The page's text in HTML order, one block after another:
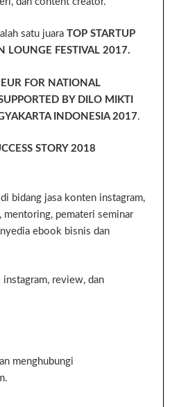
satu juaraTOP STARTUP
LOUNGE FESTIVAL 2017.
FOR NATIONAL
BY DILO MIKTI
INDONESIA 2017.
STORY 2018
bidang jasa konten instagram,
mentoring, pemateri seminar
ebook bisnis dan
instagram, review, dan
menghubungi